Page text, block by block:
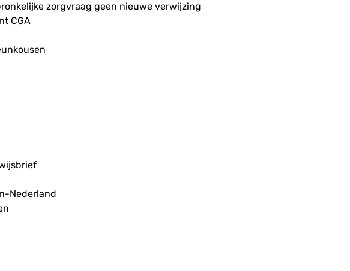
zorgvraag geen nieuwe verwijzing
CGA
Nederland